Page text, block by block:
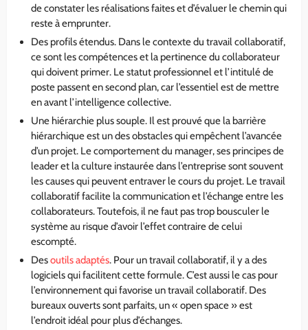
de constater les réalisations faites et d’évaluer le chemin qui
reste à emprunter.
Des profils étendus. Dans le contexte du travail collaboratif,
ce sont les compétences et la pertinence du collaborateur
qui doivent primer. Le statut professionnel et l’intitulé de
poste passent en second plan, car l’essentiel est de mettre
en avant l’intelligence collective.
Une hiérarchie plus souple. Il est prouvé que la barrière
hiérarchique est un des obstacles qui empêchent l’avancée
d’un projet. Le comportement du manager, ses principes de
leader et la culture instaurée dans l’entreprise sont souvent
les causes qui peuvent entraver le cours du projet. Le travail
collaboratif facilite la communication et l’échange entre les
collaborateurs. Toutefois, il ne faut pas trop bousculer le
système au risque d’avoir l’effet contraire de celui
escompté.
Desoutils adaptés. Pour un travail collaboratif, il y a des
logiciels qui facilitent cette formule. C’est aussi le cas pour
l’environnement qui favorise un travail collaboratif. Des
bureaux ouverts sont parfaits, un « open space » est
l’endroit idéal pour plus d’échanges.